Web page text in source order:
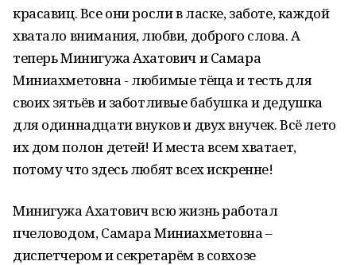
красавиц. Все они росли в ласке, заботе, каждой
хватало внимания, любви, доброго слова. А
теперь Минигужа Ахатович и Самара
Миниахметовна - любимые тёща и тесть для
своих зятьёв и заботливые бабушка и дедушка
для одиннадцати внуков и двух внучек. Всё лето
их дом полон детей! И места всем хватает,
потому что здесь любят всех искренне!
Минигужа Ахатович всю жизнь работал
пчеловодом, Самара Миниахметовна –
диспетчером и секретарём в совхозе